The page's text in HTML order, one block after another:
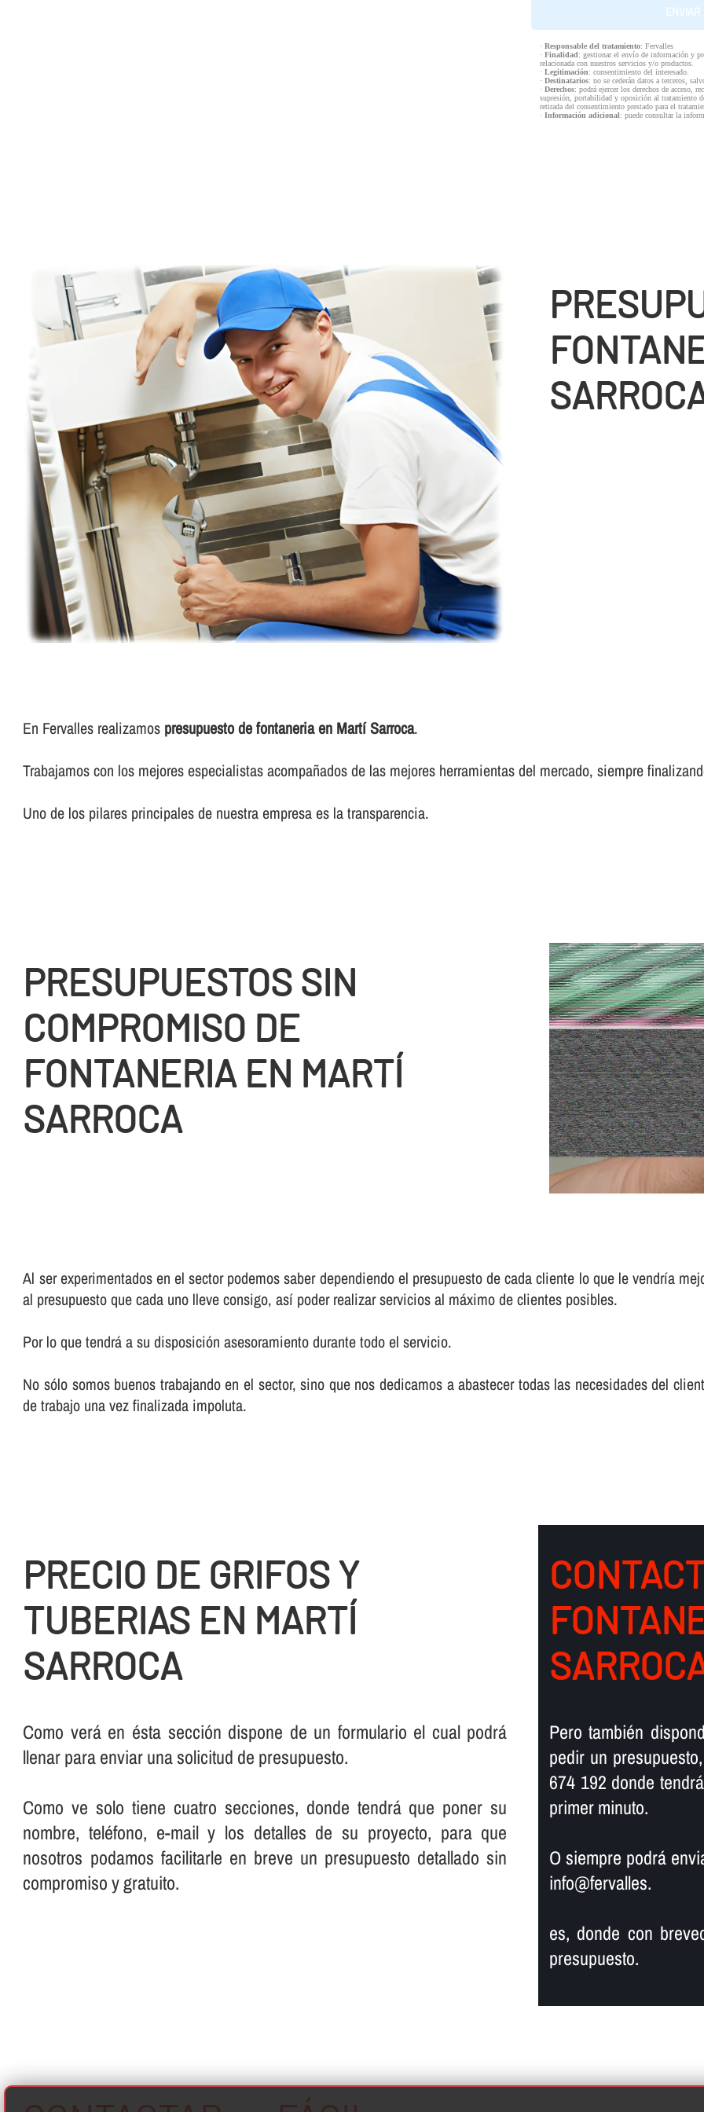
· Responsable del tratamiento: Fervalles
· Finalidad: gestionar el envío de información y
relacionada con nuestros servicios y/o productos.
· Legitimación: consentimiento del interesado.
· Destinatarios: no se cederán datos a terceros,
· Derechos: podrá ejercer los derechos de acceso,
supresión, portabilidad y oposición al tratamiento
retirada del consentimiento prestado para el
· Información adicional: puede consultar la
En Fervalles realizamos presupuesto de fontaneria en Martí Sarroca.
Trabajamos con los mejores especialistas acompañados de las mejores herramientas del mercado, siempre
Uno de los pilares principales de nuestra empresa es la transparencia.
PRESUPUESTOS SIN
COMPROMISO DE
FONTANERIA EN MARTÍ
SARROCA
Al ser experimentados en el sector podemos saber dependiendo el presupuesto de cada cliente lo que le vendrí­a
al presupuesto que cada uno lleve consigo, así­ poder realizar servicios al máximo de clientes posibles.
Por lo que tendrá a su disposición asesoramiento durante todo el servicio.
No sólo somos buenos trabajando en el sector, sino que nos dedicamos a abastecer todas las necesidades del
de trabajo una vez finalizada impoluta.
PRECIO DE GRIFOS Y
TUBERIAS EN MARTÍ
SARROCA
Como verá en ésta sección dispone de un formulario el cual podrá
llenar para enviar una solicitud de presupuesto.
Como ve solo tiene cuatro secciones, donde tendrá que poner su
nombre, teléfono, e-mail y los detalles de su proyecto, para que
nosotros podamos facilitarle en breve un presupuesto detallado sin
compromiso y gratuito.
Pero también
pedir un
674 192 donde
primer minuto.
O siempre podrá
info@fervalles.
es, donde con
presupuesto.